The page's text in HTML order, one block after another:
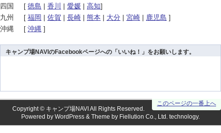
四国
[ 徳島 | 香川 | 愛媛 | 高知]
九州
[ 福岡 | 佐賀 | 長崎 | 熊本 | 大分 | 宮崎 | 鹿児島 ]
沖縄
[ 沖縄 ]
キャンプ場NAVIのFacebookページへの「いいね！」をお願いします。
このページの一番上へ
Copyright © キャンプ場NAVI All Rights Reserved.
Powered by WordPress & Theme by Fiellution Co., Ltd. technology.